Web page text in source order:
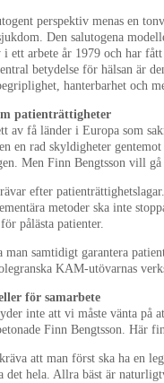
perspektiv menas en
Den salutogena
ett arbete år 1979 och har
betydelse för hälsan är
hanterbarhet och
patienträttigheter
av få länder i Europa som
en rad skyldigheter
Men Finn Bengtsson vill gå
efter
metoder ska inte
pålästa patienter.
man samtidigt garantera
KAM-utövarnas
för samarbete
inte att vi måste vänta på
Finn Bengtsson. Här
att man först ska ha en
det hela. Allra bäst är